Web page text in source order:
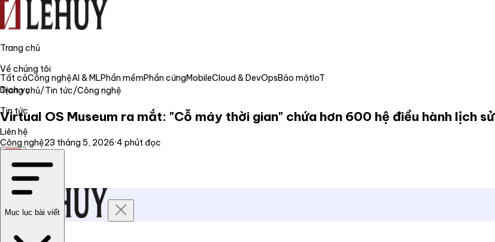
Trang chủ
Về chúng tôi
Dịch vụ
Tin tức
Liên hệ
Trang chủ
Tất cảCông nghệAI & MLPhần mềmPhần cứngMobileCloud & DevOpsBảo mậtIoT
Trang chủ/Tin tức/Công nghệ
Virtual OS Museum ra mắt: "Cỗ máy thời gian" chứa hơn 600 hệ điều hành lịch sử
Công nghệ23 tháng 5, 2026·4 phút đọc
Mục lục bài viết